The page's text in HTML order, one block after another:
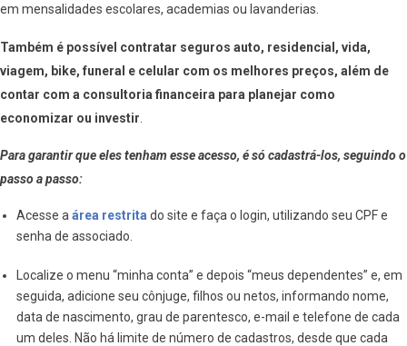
em mensalidades escolares, academias ou lavanderias.
Também é possível contratar seguros auto, residencial, vida,
viagem, bike, funeral e celular com os melhores preços, além de
contar com a consultoria financeira para planejar como
economizar ou investir
Para garantir que eles tenham esse acesso, é só cadastrá-los, seguindo o
passo a passo:
Acesse a área restrita do site e faça o login, utilizando seu CPF e
senha de associado.
Localize o menu “minha conta” e depois “meus dependentes” e, em
seguida, adicione seu cônjuge, filhos ou netos, informando nome,
data de nascimento, grau de parentesco, e-mail e telefone de cada
um deles. Não há limite de número de cadastros, desde que cada